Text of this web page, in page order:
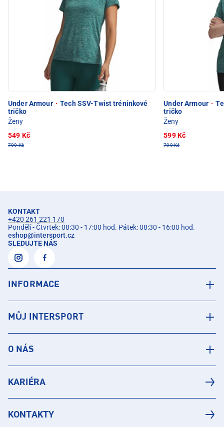
Under Armour · Tech SSV-Twist tréninkové
tričko
Ženy
549 Kč
799 Kč
Under Armour ·
tričko
Ženy
599 Kč
799 Kč
KONTAKT
+420 261 221 170
Pondělí - Čtvrtek: 08:30 - 17:00 hod. Pátek: 08:30 - 16:00 hod.
eshop@intersport.cz
SLEDUJTE NÁS
INFORMACE
MŮJ INTERSPORT
O NÁS
KARIÉRA
KONTAKTY